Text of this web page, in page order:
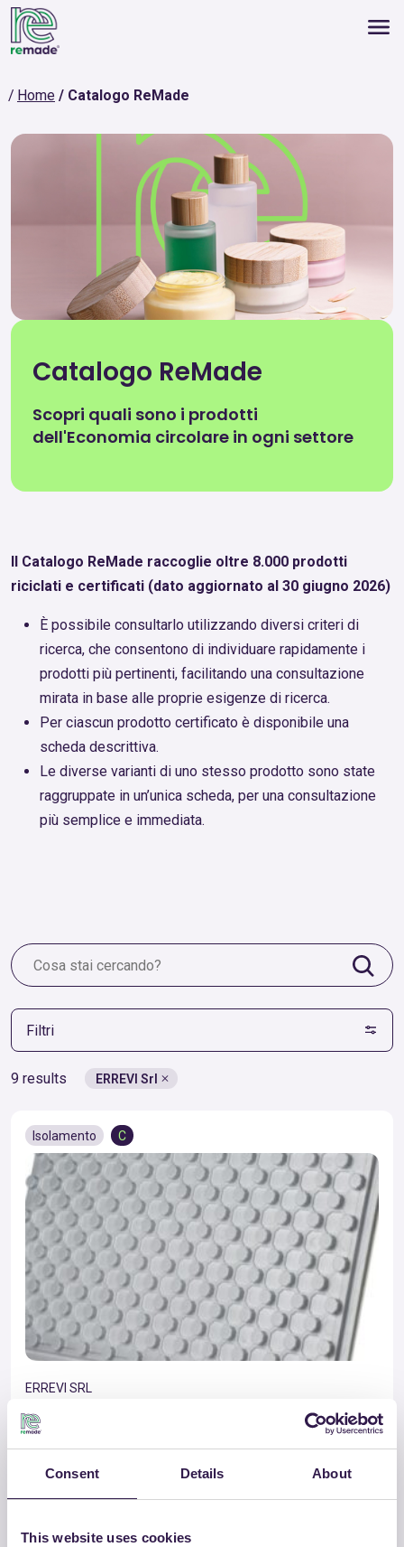
Consent Details About
This website uses cookies
Home Catalogo ReMade
Catalogo ReMade
Scopri quali sono i prodotti
dell'Economia circolare in ogni settore
Il Catalogo ReMade raccoglie oltre 8.000 prodotti
riciclati e certificati (dato aggiornato al 30 giugno 2026)
È possibile consultarlo utilizzando diversi criteri di
ricerca, che consentono di individuare rapidamente i
prodotti più pertinenti, facilitando una consultazione
mirata in base alle proprie esigenze di ricerca.
Per ciascun prodotto certificato è disponibile una
scheda descrittiva.
Le diverse varianti di uno stesso prodotto sono state
raggruppate in un’unica scheda, per una consultazione
più semplice e immediata.
Filtri
9 results ERREVI Srl
Isolamento C
ERREVI SRL
PANNELLO RADIANTE 15% Cod. Art. da
ES0000 a EVG9999
Vai al dettaglio
Isolamento A+